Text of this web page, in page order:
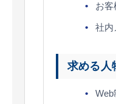
お客
社内
求める人
Web